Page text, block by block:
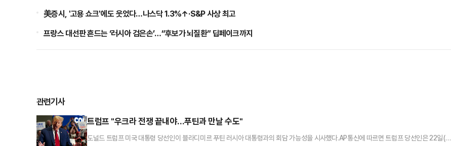
美증시, '고용 쇼크'에도 웃었다…나스닥 1.3%↑·S&P 사상 최고
프랑스 대선판 흔드는 ‘러시아 검은손’…“후보가 뇌질환” 딥페이크까지
관련기사
트럼프 "우크라 전쟁 끝내야…푸틴과 만날 수도"
도널드 트럼프 미국 대통령 당선인이 블라디미르 푸틴 러시아 대통령과의 회담 가능성을 시사했다.AP통신에 따르면 트럼프 당선인은 22일(현